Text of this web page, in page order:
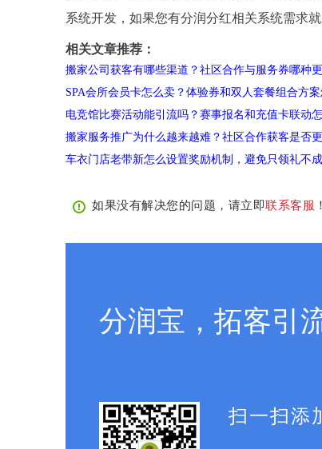
系统开发，如果您有分润分红相关系统需求就
相关文章推荐：
搬家公司获客有哪些渠道？社区合作与服务券哪种
SPA会所会员卡怎么卖？体验券和双人套餐组合方
电竞馆比赛活动能引流吗？赛事报名和充值卡联动
搬家服务推广为什么越来越难？社区合作获客是否
车衣门店老带新怎么设置奖励机制，避免只领礼不
如果没有解决您的问题，请立即联系客服 ！
分润宝，拓客引
扫一扫添